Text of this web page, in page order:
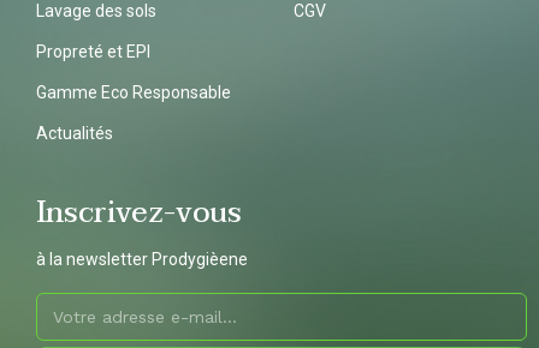
Lavage des sols
Propreté et EPI
Gamme Eco Responsable
Actualités
CGV
Inscrivez-vous
à la newsletter Prodygièene